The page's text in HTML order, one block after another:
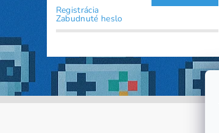
Registrácia
Zabudnuté heslo